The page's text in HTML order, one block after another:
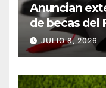
Anuncian
de becas del
Hendricks,
Colegio San
JULIO 8, 2026